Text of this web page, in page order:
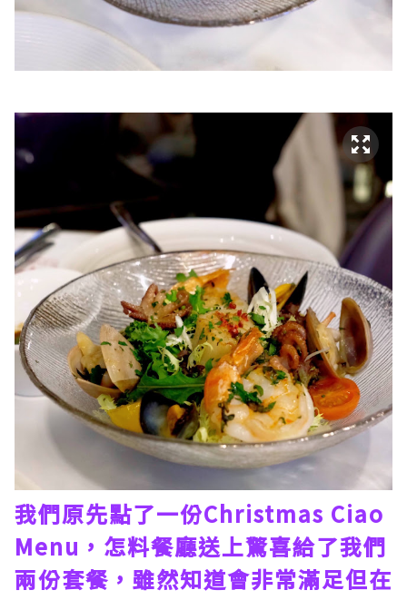
我們原先點了一份Christmas Ciao
Menu，怎料餐廳送上驚喜給了我們
兩份套餐，雖然知道會非常滿足但在